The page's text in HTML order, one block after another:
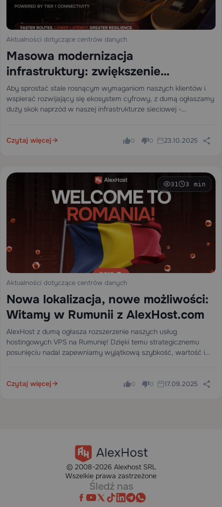
Aktualności dotyczące centrów danych
Masowa modernizacja
infrastruktury: zwiększenie
łączności naszego centrum danych
z 20 Gb/s do 200 Gb/s dzięki
Cogent
Aby sprostać stale rosnącym wymaganiom naszych klientów i
wspierać rozwijający się ekosystem cyfrowy, z dumą ogłaszamy
duży skok naprzód w naszej infrastrukturze sieciowej -
Communications.
Czytaj więcej 0 0 23.10.2025
31 3 min
Aktualności dotyczące centrów danych
Nowa lokalizacja, nowe możliwości:
Witamy w Rumunii z AlexHost.com
AlexHost z dumą ogłasza rozszerzenie naszych usług
hostingowych VPS na Rumunię! Dzięki temu strategicznemu
posunięciu nadal zapewniamy wyjątkową szybkość, wartość i
wyborem dla firm,…
Czytaj więcej 0 0 17.09.2025
© 2008-2026 Alexhost SRL
Wszelkie prawa zastrzeżone
Śledź nas